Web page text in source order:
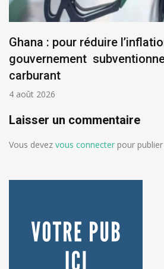
Ghana : pour réduire
gouvernement
carburant
4 août 2026
Laisser un commentaire
Vous devez vous connecter pour